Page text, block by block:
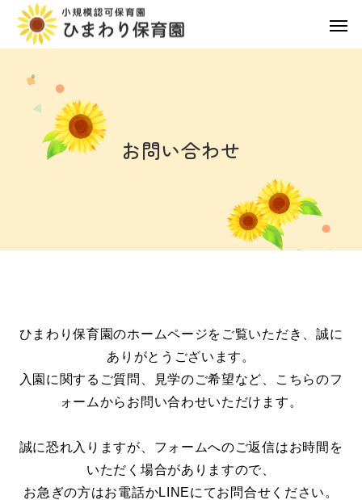
お問い合わせ
ひまわり保育園のホームページをご覧いただき、誠に
ありがとうございます。
入園に関するご質問、見学のご希望など、こちらのフ
ォームからお問い合わせいただけます。
誠に恐れ入りますが、フォームへのご返信はお時間を
いただく場合がありますので、
お急ぎの方はお電話かLINEにてお問合せください。